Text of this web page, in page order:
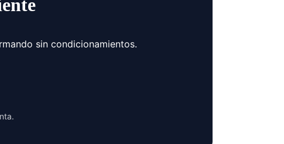
sin condicionamientos.